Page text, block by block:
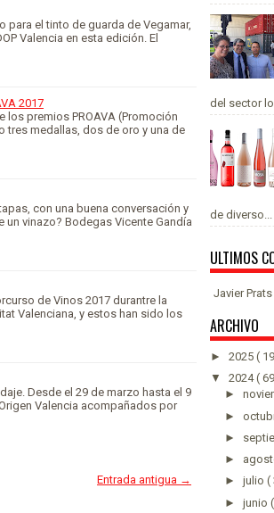
para el tinto de guarda de Vegamar,
Valencia en esta edición. El
2017
premios PROAVA (Promoción
tres medallas, dos de oro y una de
con una buena conversación y
vinazo? Bodegas Vicente Gandía
de Vinos 2017 durantre la
Valenciana, y estos han sido los
Desde el 29 de marzo hasta el 9
Valencia acompañados por
Entrada antigua →
del sector
de diverso...
ULTIMOS
Javier
ARCHIVO
► 2025 (
▼ 2024(
►
►
►
►
► julio (
► junio